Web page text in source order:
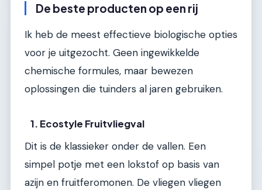
De beste producten op een rij
Ik heb de meest effectieve biologische opties
voor je uitgezocht. Geen ingewikkelde
chemische formules, maar bewezen
oplossingen die tuinders al jaren gebruiken.
1. Ecostyle Fruitvliegval
Dit is de klassieker onder de vallen. Een
simpel potje met een lokstof op basis van
azijn en fruitferomonen. De vliegen vliegen